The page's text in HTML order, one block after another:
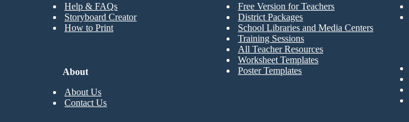
Help & FAQs
Storyboard Creator
How to Print
Free Version for Teachers
District Packages
School Libraries and Media Centers
Training Sessions
All Teacher Resources
Worksheet Templates
Poster Templates
About
About Us
Contact Us